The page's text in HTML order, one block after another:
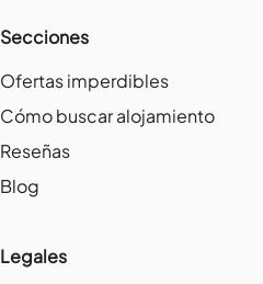
Secciones
Ofertas imperdibles
Cómo buscar alojamiento
Reseñas
Blog
Legales